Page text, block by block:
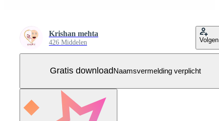
Krishan mehta
426 Middelen Volgen
Gratis downloadNaamsvermelding verplicht